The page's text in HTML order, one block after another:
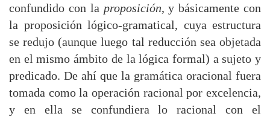
confundido con la proposición, y básicamente con
la proposición lógico-gramatical, cuya estructura
se redujo (aunque luego tal reducción sea objetada
en el mismo ámbito de la lógica formal) a sujeto y
predicado. De ahí que la gramática oracional fuera
tomada como la operación racional por excelencia,
y en ella se confundiera lo racional con el